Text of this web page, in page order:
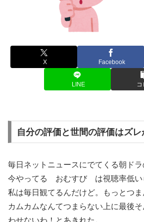
X Facebook
LINE コ
自分の評価と世間の評価はズレ
毎日ネットニュースにでてくる朝ドラ
今やってる おむすび は視聴率低い
私は毎日観てるんだけど。もっとつま
カムカムなんてつまらない上に最後
わせないわ！とあきれた。